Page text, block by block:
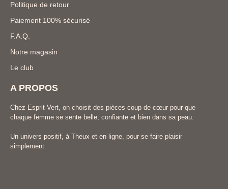
Politique de retour
Paiement 100% sécurisé
F.A.Q.
Notre magasin
Le club
A PROPOS
Chez Esprit Vert, on choisit des pièces coup de cœur pour que
chaque femme se sente belle, confiante et bien dans sa peau.
Un univers positif, à Theux et en ligne, pour se faire plaisir
simplement.